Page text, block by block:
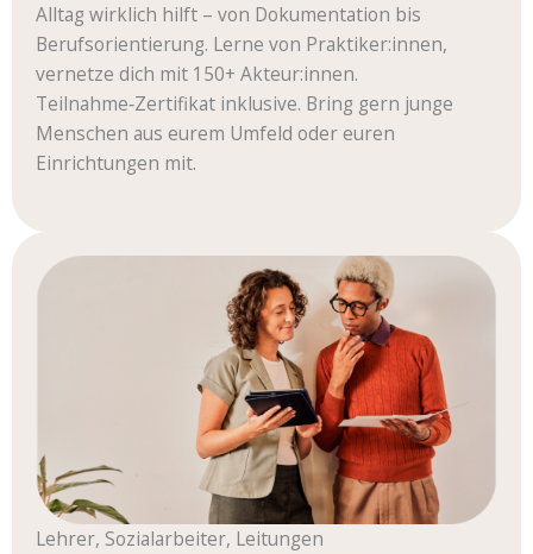
Alltag wirklich hilft – von Dokumentation bis
Berufsorientierung. Lerne von Praktiker:innen,
vernetze dich mit 150+ Akteur:innen.
Teilnahme‑Zertifikat inklusive. Bring gern junge
Menschen aus eurem Umfeld oder euren
Einrichtungen mit.
Lehrer, Sozialarbeiter, Leitungen